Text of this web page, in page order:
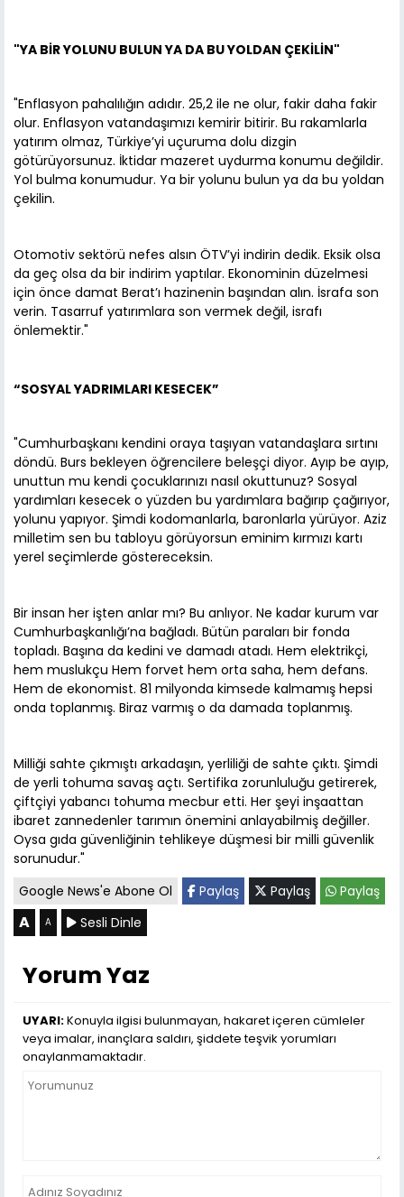
"YA BİR YOLUNU BULUN YA DA BU YOLDAN ÇEKİLİN"
"Enflasyon pahalılığın adıdır. 25,2 ile ne olur, fakir daha fakir
olur. Enflasyon vatandaşımızı kemirir bitirir. Bu rakamlarla
yatırım olmaz, Türkiye’yi uçuruma dolu dizgin
götürüyorsunuz. İktidar mazeret uydurma konumu değildir.
Yol bulma konumudur. Ya bir yolunu bulun ya da bu yoldan
çekilin.
Otomotiv sektörü nefes alsın ÖTV’yi indirin dedik. Eksik olsa
da geç olsa da bir indirim yaptılar. Ekonominin düzelmesi
için önce damat Berat’ı hazinenin başından alın. İsrafa son
verin. Tasarruf yatırımlara son vermek değil, israfı
önlemektir."
“SOSYAL YADRIMLARI KESECEK”
"Cumhurbaşkanı kendini oraya taşıyan vatandaşlara sırtını
döndü. Burs bekleyen öğrencilere beleşçi diyor. Ayıp be ayıp,
unuttun mu kendi çocuklarınızı nasıl okuttunuz? Sosyal
yardımları kesecek o yüzden bu yardımlara bağırıp çağırıyor,
yolunu yapıyor. Şimdi kodomanlarla, baronlarla yürüyor. Aziz
milletim sen bu tabloyu görüyorsun eminim kırmızı kartı
yerel seçimlerde göstereceksin.
Bir insan her işten anlar mı? Bu anlıyor. Ne kadar kurum var
Cumhurbaşkanlığı’na bağladı. Bütün paraları bir fonda
topladı. Başına da kedini ve damadı atadı. Hem elektrikçi,
hem muslukçu Hem forvet hem orta saha, hem defans.
Hem de ekonomist. 81 milyonda kimsede kalmamış hepsi
onda toplanmış. Biraz varmış o da damada toplanmış.
Milliği sahte çıkmıştı arkadaşın, yerliliği de sahte çıktı. Şimdi
de yerli tohuma savaş açtı. Sertifika zorunluluğu getirerek,
çiftçiyi yabancı tohuma mecbur etti. Her şeyi inşaattan
ibaret zannedenler tarımın önemini anlayabilmiş değiller.
Oysa gıda güvenliğinin tehlikeye düşmesi bir milli güvenlik
sorunudur."
Google News'e Abone Ol
Paylaş Paylaş Paylaş
A A Sesli Dinle
Yorum Yaz
UYARI:Konuyla ilgisi bulunmayan, hakaret içeren cümleler
veya imalar, inançlara saldırı, şiddete teşvik yorumları
onaylanmamaktadır.